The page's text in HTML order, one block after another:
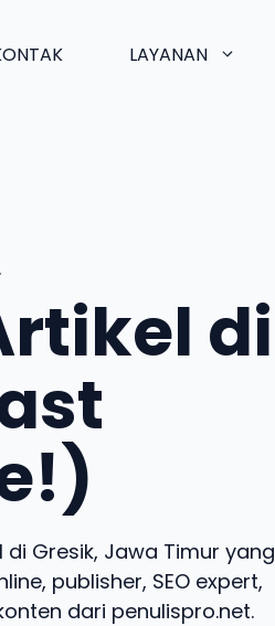
LAYANAN
di
Gresik, Jawa Timur yang
publisher, SEO expert,
dari penulispro.net.